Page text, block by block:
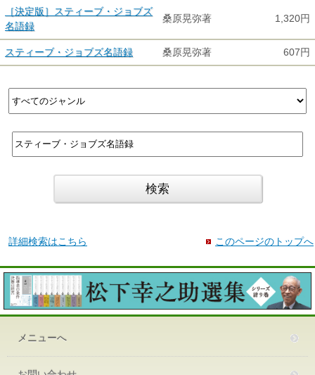
［決定版］スティーブ・ジョブズ
名語録
桑原晃弥著 1,320円
スティーブ・ジョブズ名語録 桑原晃弥著 607円
詳細検索はこちら このページのトップへ
メニューへ